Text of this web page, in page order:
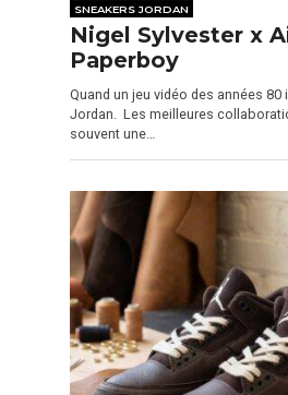
SNEAKERS JORDAN
Nigel Sylvester x
Paperboy
Quand un jeu vidéo des années 80
Jordan. Les meilleures
souvent une…